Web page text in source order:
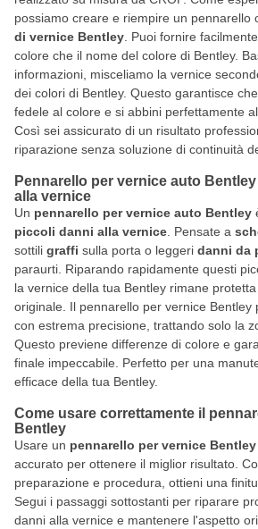
possiamo creare e riempire un pennarello
di vernice Bentley . Puoi fornire
colore che il nome del colore di Bentley.
informazioni, misceliamo la vernice
dei colori di Bentley. Questo garantisce
fedele al colore e si abbini perfettamente
Così sei assicurato di un risultato
riparazione senza soluzione di continuità
Pennarello per vernice auto
alla vernice
Un pennarello per vernice auto Bentley
piccoli danni alla vernice . Pensate a
sottili graffi sulla porta o leggeri danni da
paraurti. Riparando rapidamente questi
la vernice della tua Bentley rimane
originale. Il pennarello per vernice Bentley
con estrema precisione, trattando solo la
Questo previene differenze di colore e
finale impeccabile. Perfetto per una
efficace della tua Bentley.
Come usare correttamente il
Bentley
Usare un pennarello per vernice Bentley
accurato per ottenere il miglior risultato.
preparazione e procedura, ottieni una
Segui i passaggi sottostanti per riparare
danni alla vernice e mantenere l'aspetto